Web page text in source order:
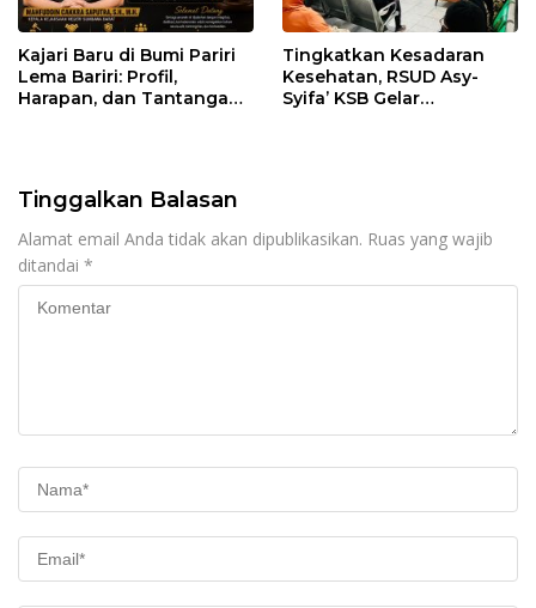
Kajari Baru di Bumi Pariri
Lema Bariri: Profil,
Harapan, dan Tantangan
Tingkatkan Kesadaran
Kesehatan, RSUD Asy-
Syifa’ KSB Gelar
Tinggalkan Balasan
Alamat email Anda tidak akan dipublikasikan. Ruas yang wajib
ditandai *